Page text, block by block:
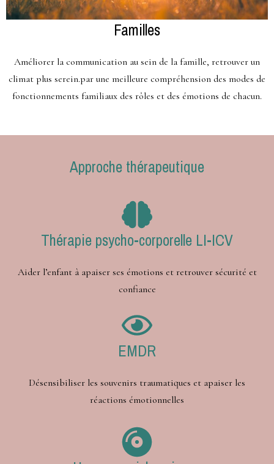
Familles
Améliorer la communication au sein de la famille, retrouver un
climat plus serein.par une meilleure compréhension des modes de
fonctionnements familiaux des rôles et des émotions de chacun.
Approche thérapeutique
Thérapie psycho-corporelle LI-ICV
Aider l’enfant à apaiser ses émotions et retrouver sécurité et
confiance
EMDR
Désensibiliser les souvenirs traumatiques et apaiser les
réactions émotionnelles